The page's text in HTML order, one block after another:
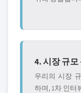
4. 시장 규모
우리의 시장
하며, 1차 인터